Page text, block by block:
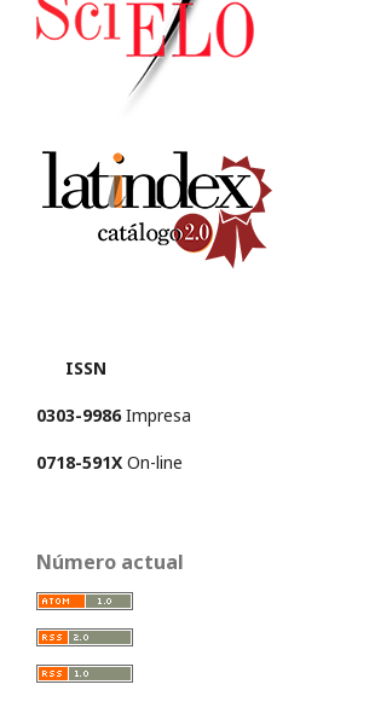
ISSN
0303-9986Impresa
0718-591X On-line
Número actual